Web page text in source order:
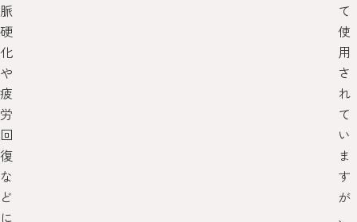
脈
硬
化
や
疲
労
回
復
な
ど
に
て
使
用
さ
れ
て
い
ま
す
が
、